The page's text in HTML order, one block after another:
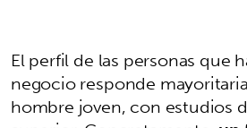
El perfil de las personas que
negocio responde
hombre joven, con estudios